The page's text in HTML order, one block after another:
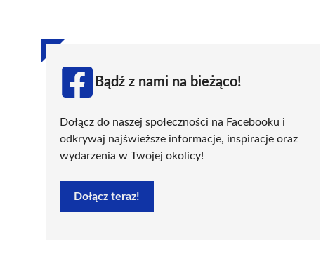
Bądź z nami na bieżąco!
Dołącz do naszej społeczności na Facebooku i
odkrywaj najświeższe informacje, inspiracje oraz
wydarzenia w Twojej okolicy!
Dołącz teraz!